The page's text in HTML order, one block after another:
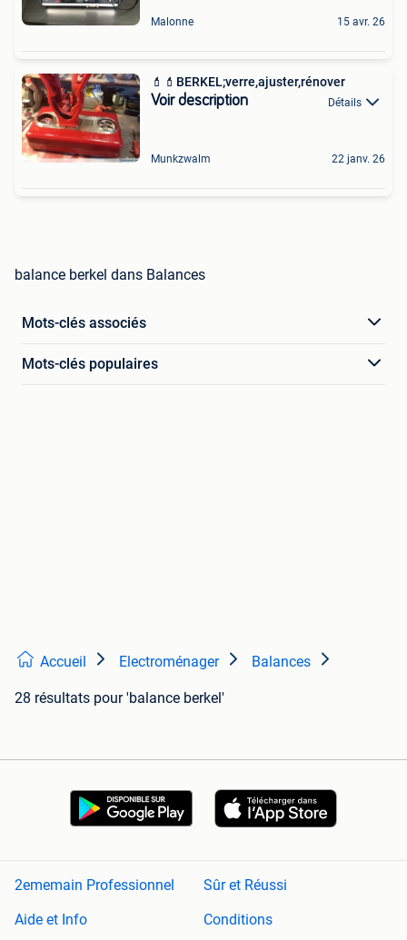
Malonne 15 avr. 26
💄💄BERKEL;verre,ajuster,rénover
Voir description Détails
Munkzwalm 22 janv. 26
balance berkel dans Balances
Mots-clés associés
Mots-clés populaires
Accueil Electroménager Balances
28 résultats pour 'balance berkel'
2ememain Professionnel
Sûr et Réussi
Aide et Info
Conditions